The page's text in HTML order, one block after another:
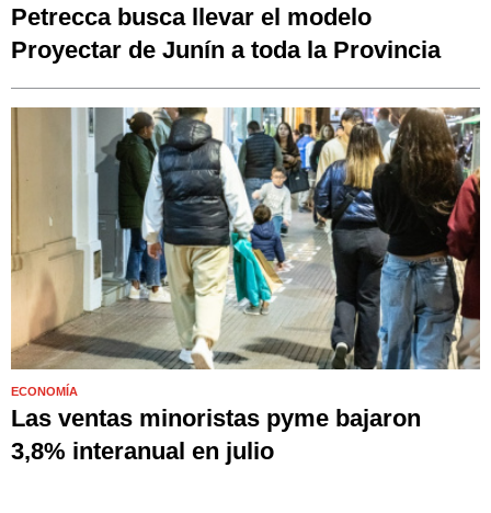
Petrecca busca llevar el modelo
Proyectar de Junín a toda la Provincia
ECONOMÍA
Las ventas minoristas pyme bajaron
3,8% interanual en julio